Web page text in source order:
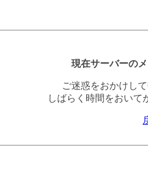
現在サーバーの
ご迷惑をおかけし
しばらく時間をおいて